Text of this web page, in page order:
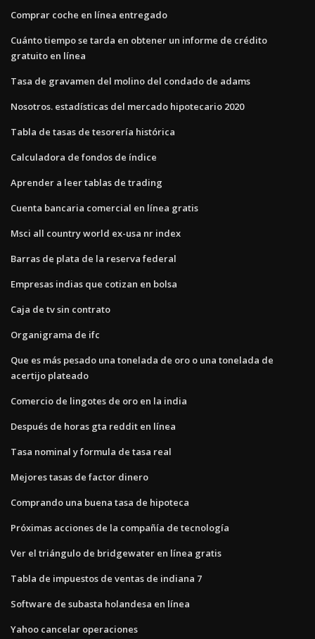
Comprar coche en línea entregado
Cuánto tiempo se tarda en obtener un informe de crédito
gratuito en línea
Tasa de gravamen del molino del condado de adams
Nosotros. estadísticas del mercado hipotecario 2020
Tabla de tasas de tesorería histórica
Calculadora de fondos de índice
Aprender a leer tablas de trading
Cuenta bancaria comercial en línea gratis
Msci all country world ex-usa nr index
Barras de plata de la reserva federal
Empresas indias que cotizan en bolsa
Caja de tv sin contrato
Organigrama de ifc
Que es más pesado una tonelada de oro o una tonelada de
acertijo plateado
Comercio de lingotes de oro en la india
Después de horas gta reddit en línea
Tasa nominal y formula de tasa real
Mejores tasas de factor dinero
Comprando una buena tasa de hipoteca
Próximas acciones de la compañía de tecnología
Ver el triángulo de bridgewater en línea gratis
Tabla de impuestos de ventas de indiana 7
Software de subasta holandesa en línea
Yahoo cancelar operaciones